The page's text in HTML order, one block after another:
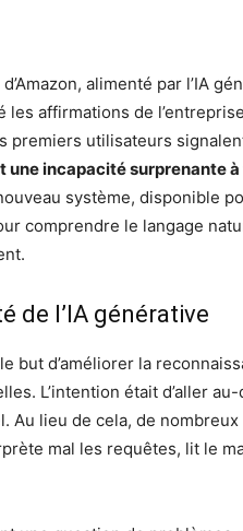
alimenté par l’IA
affirmations de
premiers utilisateurs
incapacité surprenante
système, disponible
comprendre le langage
de l’IA générative
but d’améliorer la
L’intention était d’aller
Au lieu de cela, de
mal les requêtes, lit le